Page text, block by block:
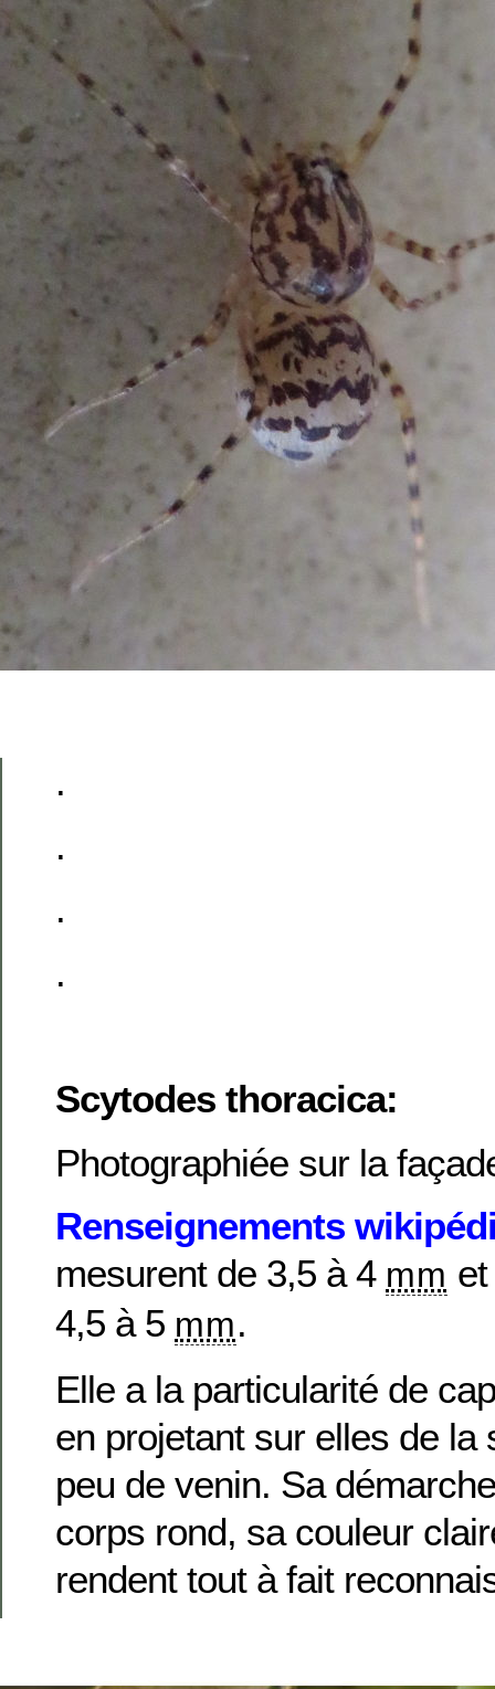
.
.
.
.
Scytodes thoracica:
Photographiée sur la
Renseignements
mesurent de 3,5 à 4 mm
4,5 à 5 mm.
Elle a la particularité de
en projetant sur elles de la
peu de venin. Sa
corps rond, sa couleur
rendent tout à fait